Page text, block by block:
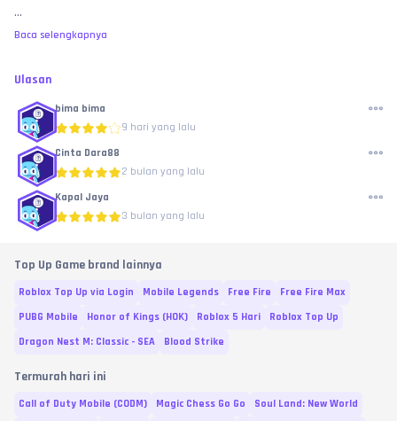
...
Baca selengkapnya
Ulasan
bima bima
9 hari yang lalu
Cinta Dara88
2 bulan yang lalu
Kapal Jaya
3 bulan yang lalu
Top Up Game brand lainnya
Roblox Top Up via Login Mobile Legends Free Fire
Free Fire Max
PUBG Mobile
Honor of Kings (HOK) Roblox 5 Hari
Roblox Top Up
Dragon Nest M: Classic - SEA
Blood Strike
Termurah hari ini
Call of Duty Mobile (CODM) Magic Chess Go Go
Soul Land: New World